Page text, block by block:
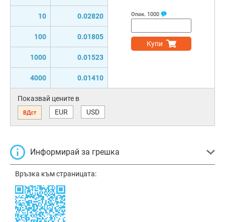
10 0.02820
100 0.01805
1000 0.01523
4000 0.01410
Опак. 1000
Купи
Показвай цените в
ВДст EUR USD
Информирай за грешка
Връзка към страницата: